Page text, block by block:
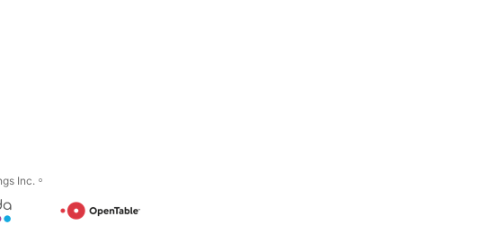
Inc.。